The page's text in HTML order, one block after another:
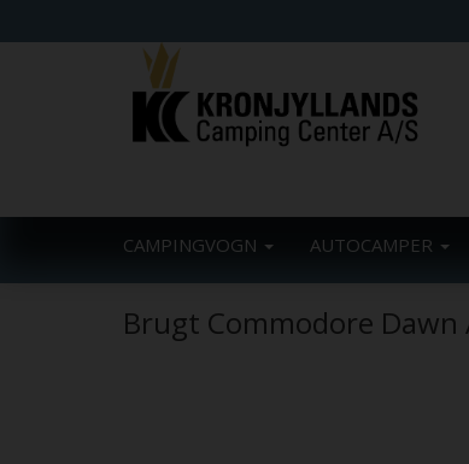
CAMPINGVOGN AUTOCAMPER
Brugt Commodore Dawn